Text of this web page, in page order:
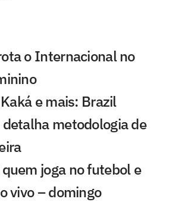
o Internacional no
e mais: Brazil
metodologia de
joga no futebol e
vivo – domingo